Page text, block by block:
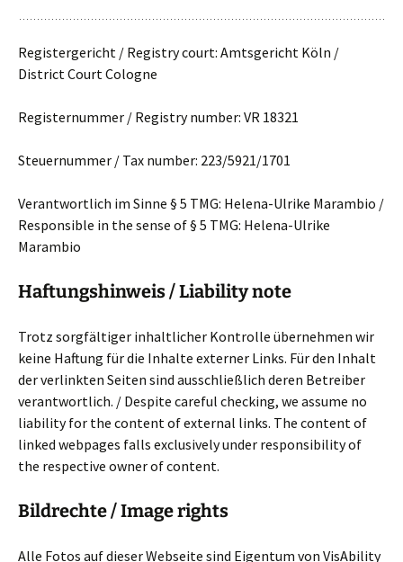
Registergericht / Registry court: Amtsgericht Köln /
District Court Cologne
Registernummer / Registry number: VR 18321
Steuernummer / Tax number: 223/5921/1701
Verantwortlich im Sinne § 5 TMG: Helena-Ulrike Marambio /
Responsible in the sense of § 5 TMG: Helena-Ulrike
Marambio
Haftungshinweis / Liability note
Trotz sorgfältiger inhaltlicher Kontrolle übernehmen wir
keine Haftung für die Inhalte externer Links. Für den Inhalt
der verlinkten Seiten sind ausschließlich deren Betreiber
verantwortlich. / Despite careful checking, we assume no
liability for the content of external links. The content of
linked webpages falls exclusively under responsibility of
the respective owner of content.
Bildrechte / Image rights
Alle Fotos auf dieser Webseite sind Eigentum von VisAbility